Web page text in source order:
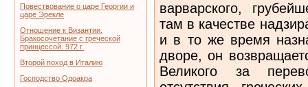
Повествование о царе Георгии и
царе Эрекле
Отношение к Византии.
Бракосочетание с греческой
принцессой. 972 г.
Второй поход в Италию
Господство Одоакра
варварского,
там в качестве
и в то же время
дворе, он
Великого за